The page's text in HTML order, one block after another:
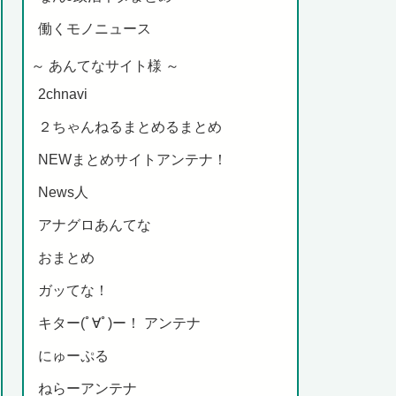
働くモノニュース
～ あんてなサイト様 ～
2chnavi
２ちゃんねるまとめるまとめ
NEWまとめサイトアンテナ！
News人
アナグロあんてな
おまとめ
ガッてな！
キター(ﾟ∀ﾟ)ー！ アンテナ
にゅーぷる
ねらーアンテナ